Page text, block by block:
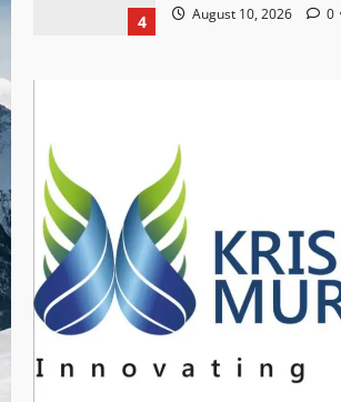
4 August 10, 2026 0